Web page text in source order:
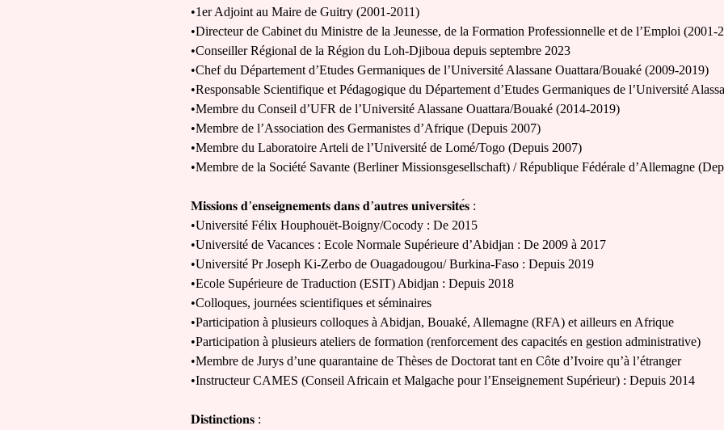
•1er Adjoint au Maire de Guitry (2001-2011)
•Directeur de Cabinet du Ministre de la Jeunesse, de la Formation Professionnelle et de l’Emploi (2001-
•Conseiller Régional de la Région du Loh-Djiboua depuis septembre 2023
•Chef du Département d’Etudes Germaniques de l’Université Alassane Ouattara/Bouaké (2009-2019)
•Responsable Scientifique et Pédagogique du Département d’Etudes Germaniques de l’Université
•Membre du Conseil d’UFR de l’Université Alassane Ouattara/Bouaké (2014-2019)
•Membre de l’Association des Germanistes d’Afrique (Depuis 2007)
•Membre du Laboratoire Arteli de l’Université de Lomé/Togo (Depuis 2007)
•Membre de la Société Savante (Berliner Missionsgesellschaft) / République Fédérale d’Allemagne
𝐌𝐢𝐬𝐬𝐢𝐨𝐧𝐬 𝐝’𝐞𝐧𝐬𝐞𝐢𝐠𝐧𝐞𝐦𝐞𝐧𝐭𝐬 𝐝𝐚𝐧𝐬 𝐝’𝐚𝐮𝐭𝐫𝐞𝐬 𝐮𝐧𝐢𝐯𝐞𝐫𝐬𝐢𝐭𝐞𝐬 :
•Université Félix Houphouët-Boigny/Cocody : De 2015
•Université de Vacances : Ecole Normale Supérieure d’Abidjan : De 2009 à 2017
•Université Pr Joseph Ki-Zerbo de Ouagadougou/ Burkina-Faso : Depuis 2019
•Ecole Supérieure de Traduction (ESIT) Abidjan : Depuis 2018
•Colloques, journées scientifiques et séminaires
•Participation à plusieurs colloques à Abidjan, Bouaké, Allemagne (RFA) et ailleurs en Afrique
•Participation à plusieurs ateliers de formation (renforcement des capacités en gestion administrative)
•Membre de Jurys d’une quarantaine de Thèses de Doctorat tant en Côte d’Ivoire qu’à l’étranger
•Instructeur CAMES (Conseil Africain et Malgache pour l’Enseignement Supérieur) : Depuis 2014
𝐃𝐢𝐬𝐭𝐢𝐧𝐜𝐭𝐢𝐨𝐧𝐬 :